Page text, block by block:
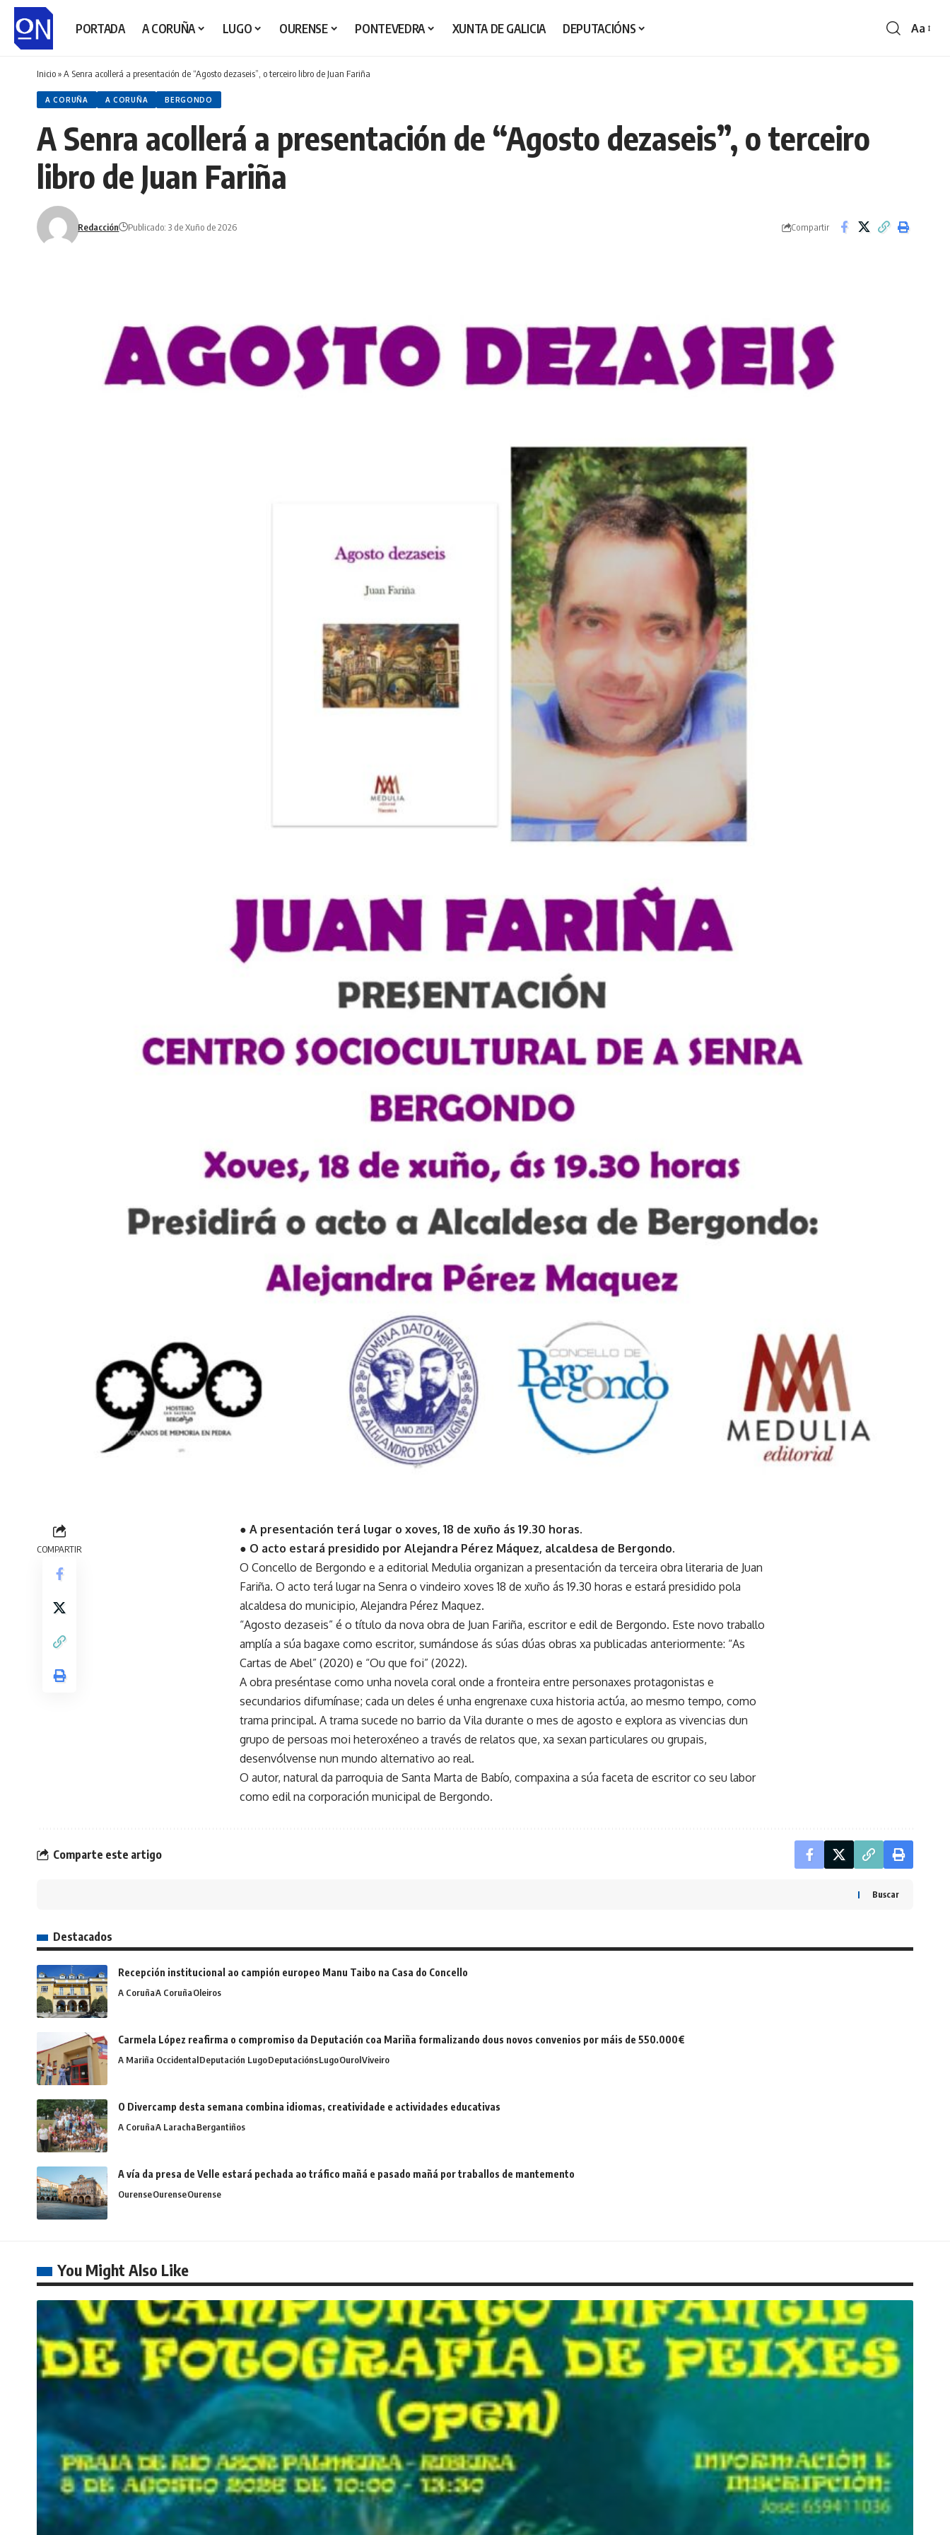
PORTADA A CORUÑA LUGO OURENSE PONTEVEDRA XUNTA DE GALICIA DEPUTACIÓNS Aa
Inicio»A Senra acollerá a presentación de “Agosto dezaseis”, o terceiro libro de Juan Fariña
A CORUÑA A CORUÑA BERGONDO
A Senra acollerá a presentación de “Agosto dezaseis”, o terceiro
libro de Juan Fariña
Redacción Publicado: 3 de Xuño de 2026 Compartir
COMPARTIR
● A presentación terá lugar o xoves, 18 de xuño ás 19.30 horas.
● O acto estará presidido por Alejandra Pérez Máquez, alcaldesa de Bergondo.
O Concello de Bergondo e a editorial Medulia organizan a presentación da terceira obra literaria de Juan
Fariña. O acto terá lugar na Senra o vindeiro xoves 18 de xuño ás 19.30 horas e estará presidido pola
alcaldesa do municipio, Alejandra Pérez Maquez.
“Agosto dezaseis” é o título da nova obra de Juan Fariña, escritor e edil de Bergondo. Este novo traballo
amplía a súa bagaxe como escritor, sumándose ás súas dúas obras xa publicadas anteriormente: “As
Cartas de Abel” (2020) e “Ou que foi” (2022).
A obra preséntase como unha novela coral onde a fronteira entre personaxes protagonistas e
secundarios difumínase; cada un deles é unha engrenaxe cuxa historia actúa, ao mesmo tempo, como
trama principal. A trama sucede no barrio da Vila durante o mes de agosto e explora as vivencias dun
grupo de persoas moi heteroxéneo a través de relatos que, xa sexan particulares ou grupais,
desenvólvense nun mundo alternativo ao real.
O autor, natural da parroquia de Santa Marta de Babío, compaxina a súa faceta de escritor co seu labor
como edil na corporación municipal de Bergondo.
Comparte este artigo
Buscar
Destacados
Recepción institucional ao campión europeo Manu Taibo na Casa do Concello
A CoruñaA CoruñaOleiros
Carmela López reafirma o compromiso da Deputación coa Mariña formalizando dous novos convenios por máis de 550.000€
A Mariña OccidentalDeputación LugoDeputaciónsLugoOurolViveiro
O Divercamp desta semana combina idiomas, creatividade e actividades educativas
A CoruñaA LarachaBergantiños
A vía da presa de Velle estará pechada ao tráfico mañá e pasado mañá por traballos de mantemento
OurenseOurenseOurense
You Might Also Like